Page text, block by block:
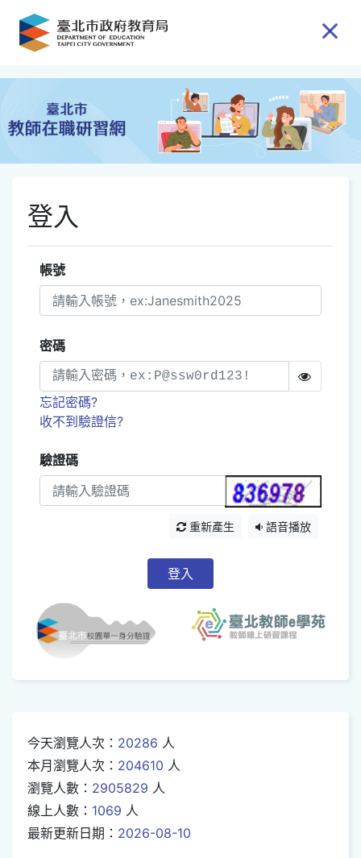
跳到主要內容
登入
帳號
密碼
忘記密碼?
收不到驗證信?
驗證碼
重新產生 語音播放
登入
今天瀏覽人次： 20286 人
本月瀏覽人次： 204610 人
瀏覽人數： 2905829 人
線上人數： 1069 人
最新更新日期： 2026-08-10